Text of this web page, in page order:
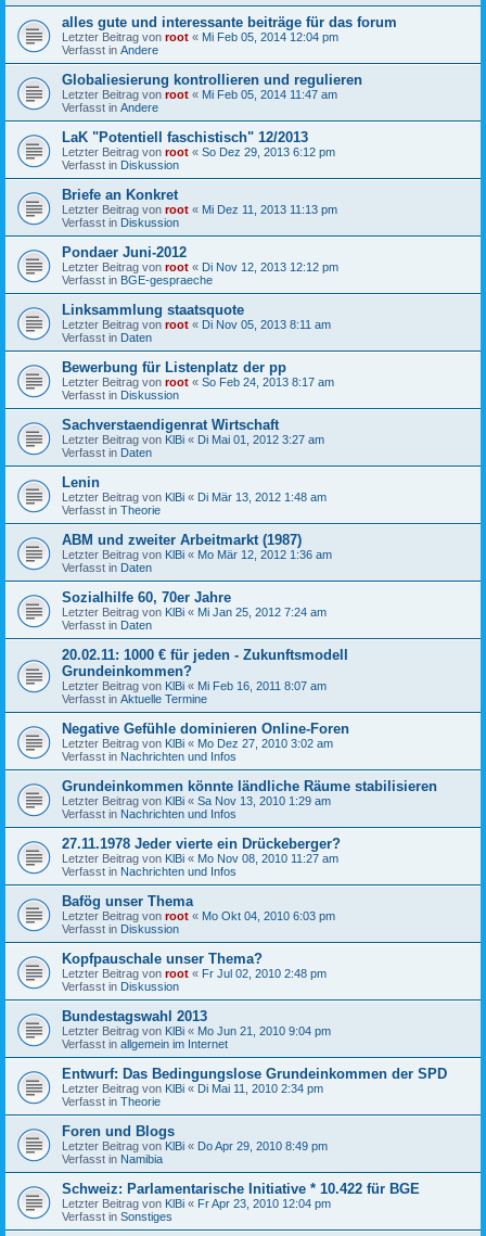
alles gute und interessante beiträge für das forum
Letzter Beitrag von root « Mi Feb 05, 2014 12:04 pm
Verfasst in Andere
Globaliesierung kontrollieren und regulieren
Letzter Beitrag von root « Mi Feb 05, 2014 11:47 am
Verfasst in Andere
LaK "Potentiell faschistisch" 12/2013
Letzter Beitrag von root « So Dez 29, 2013 6:12 pm
Verfasst in Diskussion
Briefe an Konkret
Letzter Beitrag von root « Mi Dez 11, 2013 11:13 pm
Verfasst in Diskussion
Pondaer Juni-2012
Letzter Beitrag von root « Di Nov 12, 2013 12:12 pm
Verfasst in BGE-gespraeche
Linksammlung staatsquote
Letzter Beitrag von root « Di Nov 05, 2013 8:11 am
Verfasst in Daten
Bewerbung für Listenplatz der pp
Letzter Beitrag von root « So Feb 24, 2013 8:17 am
Verfasst in Diskussion
Sachverstaendigenrat Wirtschaft
Letzter Beitrag von KlBi « Di Mai 01, 2012 3:27 am
Verfasst in Daten
Lenin
Letzter Beitrag von KlBi « Di Mär 13, 2012 1:48 am
Verfasst in Theorie
ABM und zweiter Arbeitmarkt (1987)
Letzter Beitrag von KlBi « Mo Mär 12, 2012 1:36 am
Verfasst in Daten
Sozialhilfe 60, 70er Jahre
Letzter Beitrag von KlBi « Mi Jan 25, 2012 7:24 am
Verfasst in Daten
20.02.11: 1000 € für jeden - Zukunftsmodell
Grundeinkommen?
Letzter Beitrag von KlBi « Mi Feb 16, 2011 8:07 am
Verfasst in Aktuelle Termine
Negative Gefühle dominieren Online-Foren
Letzter Beitrag von KlBi « Mo Dez 27, 2010 3:02 am
Verfasst in Nachrichten und Infos
Grundeinkommen könnte ländliche Räume stabilisieren
Letzter Beitrag von KlBi « Sa Nov 13, 2010 1:29 am
Verfasst in Nachrichten und Infos
27.11.1978 Jeder vierte ein Drückeberger?
Letzter Beitrag von KlBi « Mo Nov 08, 2010 11:27 am
Verfasst in Nachrichten und Infos
Bafög unser Thema
Letzter Beitrag von root « Mo Okt 04, 2010 6:03 pm
Verfasst in Diskussion
Kopfpauschale unser Thema?
Letzter Beitrag von root « Fr Jul 02, 2010 2:48 pm
Verfasst in Diskussion
Bundestagswahl 2013
Letzter Beitrag von KlBi « Mo Jun 21, 2010 9:04 pm
Verfasst in allgemein im Internet
Entwurf: Das Bedingungslose Grundeinkommen der SPD
Letzter Beitrag von KlBi « Di Mai 11, 2010 2:34 pm
Verfasst in Theorie
Foren und Blogs
Letzter Beitrag von KlBi « Do Apr 29, 2010 8:49 pm
Verfasst in Namibia
Schweiz: Parlamentarische Initiative * 10.422 für BGE
Letzter Beitrag von KlBi « Fr Apr 23, 2010 12:04 pm
Verfasst in Sonstiges